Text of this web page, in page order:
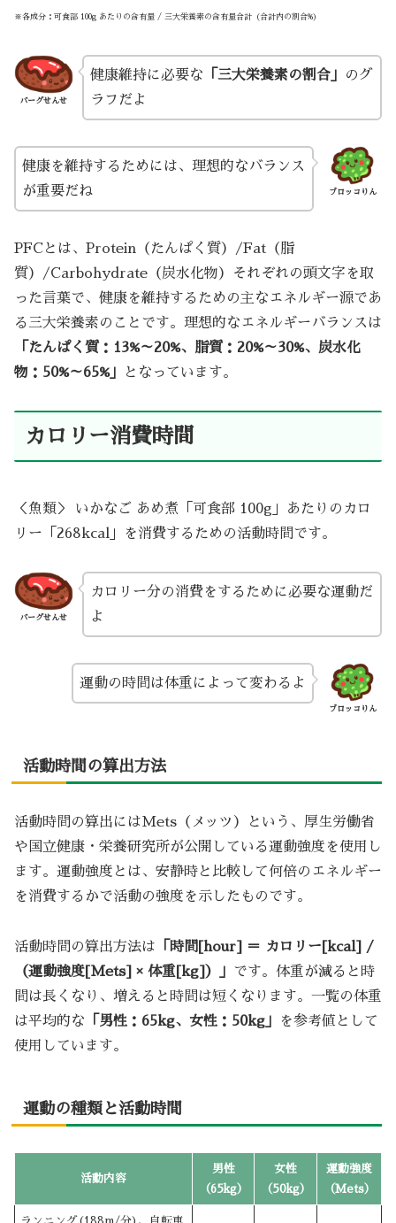
※各成分：可食部 100g あたりの含有量 / 三大栄養素の含有量合計（合計内の割合%）
バーグせんせ
健康維持に必要な 「三大栄養素の割合」
のグ
ラフだよ
ブロッコりん
健康を維持するためには、理想的なバランス
が重要だね
PFCとは、Protein（たんぱく質）/Fat（脂
質）/Carbohydrate（炭水化物）それぞれの頭文字を取
った言葉で、健康を維持するための主なエネルギー源であ
る三大栄養素のことです。理想的なエネルギーバランスは
「たんぱく質：13%～20%、脂質：20%～30%、炭水化
物：50%～65%」
となっています。
カロリー消費時間
＜魚類＞ いかなご あめ煮「可食部 100g」あたりのカロ
リー「268kcal」を消費するための活動時間です。
バーグせんせ
カロリー分の消費をするために必要な運動だ
よ
ブロッコりん
運動の時間は体重によって変わるよ
活動時間の算出方法
活動時間の算出にはMets（メッツ）という、厚生労働省
や国立健康・栄養研究所が公開している運動強度を使用し
ます。運動強度とは、安静時と比較して何倍のエネルギー
を消費するかで活動の強度を示したものです。
活動時間の算出方法は 「時間[hour] ＝ カロリー[kcal] /
（運動強度[Mets] × 体重[kg]）」 です。体重が減ると時
間は長くなり、増えると時間は短くなります。一覧の体重
は平均的な 「男性：65kg、女性：50kg」
を参考値として
使用しています。
運動の種類と活動時間
活動内容
男性
（65kg）
女性
（50kg）
運動強度
（Mets）